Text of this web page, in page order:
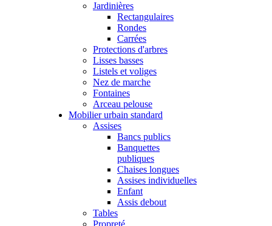
Jardinières
Rectangulaires
Rondes
Carrées
Protections d'arbres
Lisses basses
Listels et voliges
Nez de marche
Fontaines
Arceau pelouse
Mobilier urbain standard
Assises
Bancs publics
Banquettes
publiques
Chaises longues
Assises individuelles
Enfant
Assis debout
Tables
Propreté